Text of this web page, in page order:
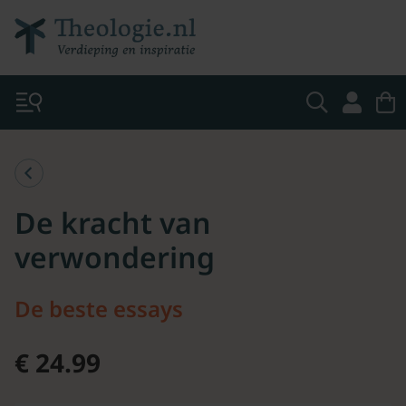
De kracht van
verwondering
De beste essays
€ 24.99